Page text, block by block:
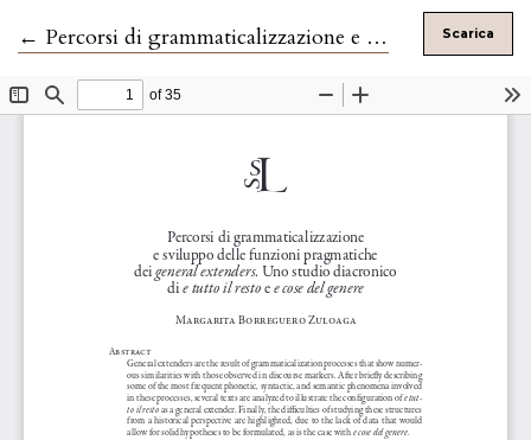
← Ritorna ai dettagli dell'articolo
Percorsi di grammaticalizzazione e sviluppo delle funzioni pragmatiche dei general extenders. Scarica